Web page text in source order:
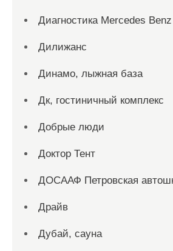
Диагностика Mercedes Benz
Дилижанс
Динамо, лыжная база
Дк, гостиничный комплекс
Добрые люди
Доктор Тент
ДОСААФ Петровская
Драйв
Дубай, сауна